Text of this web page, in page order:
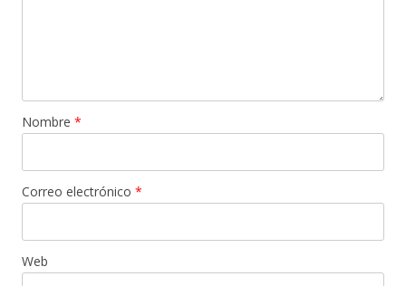
Nombre *
Correo electrónico *
Web